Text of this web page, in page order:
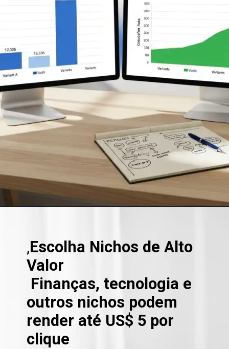
,Escolha Nichos de Alto
Valor
Finanças, tecnologia e
outros nichos podem
render até US$ 5 por
clique